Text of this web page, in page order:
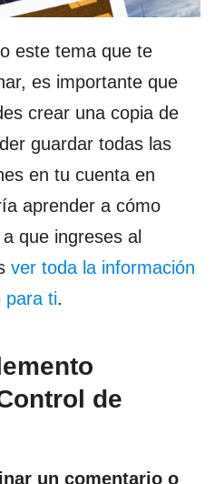
este tema que te
es importante que
crear una copia de
guardar todas las
en tu cuenta en
aprender a cómo
que ingreses al
ver toda la información
para ti.
de
un comentario o